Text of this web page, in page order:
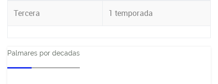
Tercera 1 temporada
Palmares por decadas